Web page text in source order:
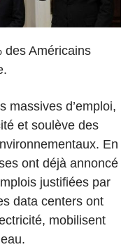
des Américains
massives d’emploi,
et soulève des
En
ont déjà annoncé
justifiées par
data centers ont
mobilisent